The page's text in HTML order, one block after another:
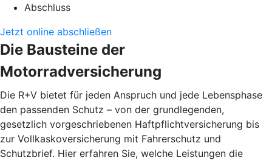
Abschluss
Jetzt online abschließen
Die Bausteine der
Motorradversicherung
Die R+V bietet für jeden Anspruch und jede Lebensphase
den passenden Schutz – von der grundlegenden,
gesetzlich vorgeschriebenen Haftpflichtversicherung bis
zur Vollkaskoversicherung mit Fahrerschutz und
Schutzbrief. Hier erfahren Sie, welche Leistungen die